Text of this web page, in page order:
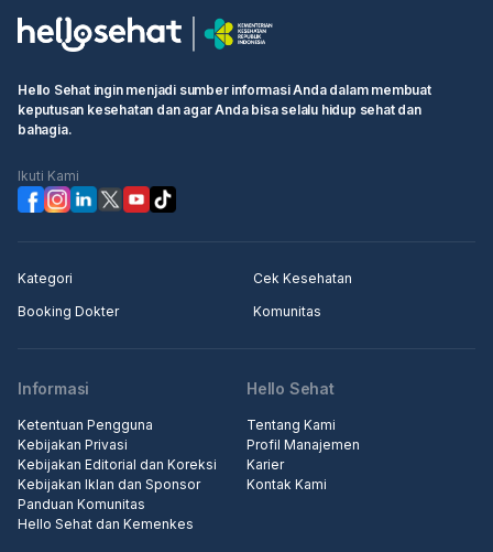
Hello Sehat ingin menjadi sumber informasi Anda dalam membuat
keputusan kesehatan dan agar Anda bisa selalu hidup sehat dan
bahagia.
Ikuti Kami
Kategori
Cek Kesehatan
Booking Dokter
Komunitas
Informasi
Ketentuan Pengguna
Kebijakan Privasi
Kebijakan Editorial dan Koreksi
Kebijakan Iklan dan Sponsor
Panduan Komunitas
Hello Sehat dan Kemenkes
Hello Sehat
Tentang Kami
Profil Manajemen
Karier
Kontak Kami